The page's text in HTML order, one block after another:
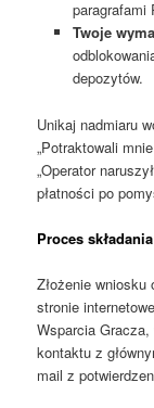
paragrafami
Twoje
depozytów.
Unikaj nadmiaru
„Potraktowali
„Operator
płatności po
Proces
Złożenie
stronie
Wsparcia
kontaktu z
mail z